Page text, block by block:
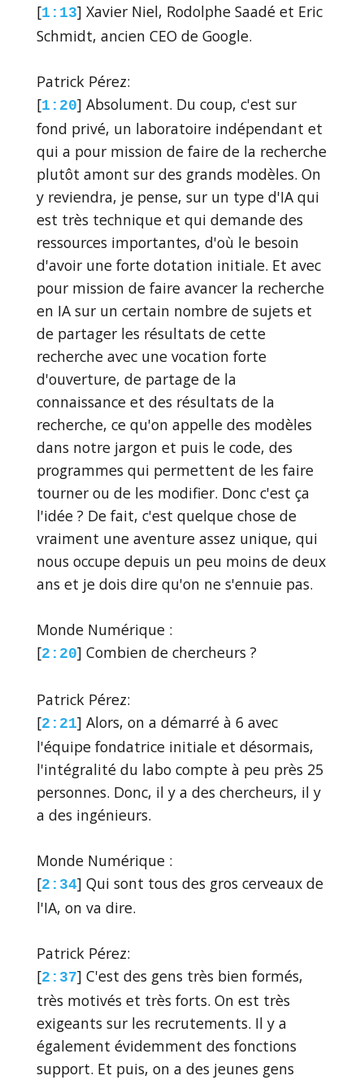
[1:13] Xavier Niel, Rodolphe Saadé et Eric
Schmidt, ancien CEO de Google.
Patrick Pérez:
[1:20] Absolument. Du coup, c'est sur
fond privé, un laboratoire indépendant et
qui a pour mission de faire de la recherche
plutôt amont sur des grands modèles. On
y reviendra, je pense, sur un type d'IA qui
est très technique et qui demande des
ressources importantes, d'où le besoin
d'avoir une forte dotation initiale. Et avec
pour mission de faire avancer la recherche
en IA sur un certain nombre de sujets et
de partager les résultats de cette
recherche avec une vocation forte
d'ouverture, de partage de la
connaissance et des résultats de la
recherche, ce qu'on appelle des modèles
dans notre jargon et puis le code, des
programmes qui permettent de les faire
tourner ou de les modifier. Donc c'est ça
l'idée ? De fait, c'est quelque chose de
vraiment une aventure assez unique, qui
nous occupe depuis un peu moins de deux
ans et je dois dire qu'on ne s'ennuie pas.
Monde Numérique :
[2:20] Combien de chercheurs ?
Patrick Pérez:
[2:21] Alors, on a démarré à 6 avec
l'équipe fondatrice initiale et désormais,
l'intégralité du labo compte à peu près 25
personnes. Donc, il y a des chercheurs, il y
a des ingénieurs.
Monde Numérique :
[2:34] Qui sont tous des gros cerveaux de
l'IA, on va dire.
Patrick Pérez:
[2:37] C'est des gens très bien formés,
très motivés et très forts. On est très
exigeants sur les recrutements. Il y a
également évidemment des fonctions
support. Et puis, on a des jeunes gens